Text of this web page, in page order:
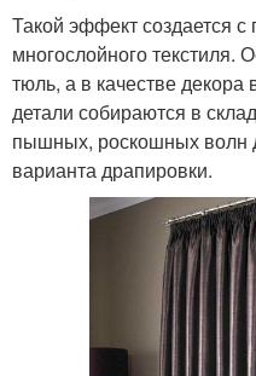
Такой эффект создается
многослойного текстиля.
тюль, а в качестве
детали собираются в
пышных, роскошных волн
варианта драпировки.